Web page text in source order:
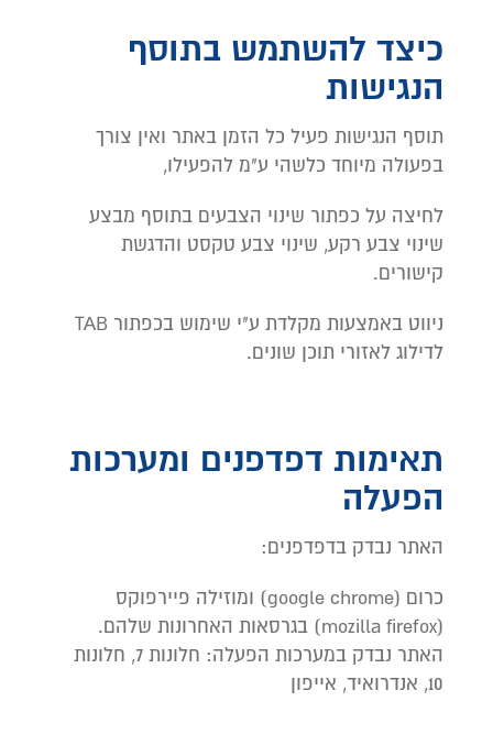
כיצד להשתמש בתוסף
הנגישות
תוסף הנגישות פעיל כל הזמן באתר ואין צורך
בפעולה מיוחד כלשהי ע"מ להפעילו,
לחיצה על כפתור שינוי הצבעים בתוסף מבצע
שינוי צבע רקע, שינוי צבע טקסט והדגשת
קישורים.
ניווט באמצעות מקלדת ע"י שימוש בכפתור TAB
לדילוג לאזורי תוכן שונים.
תאימות דפדפנים ומערכות
הפעלה
האתר נבדק בדפדפנים:
כרום (google chrome) ומוזילה פיירפוקס
(mozilla firefox) בגרסאות האחרונות שלהם.
האתר נבדק במערכות הפעלה: חלונות 7, חלונות
10, אנדרואיד, אייפון